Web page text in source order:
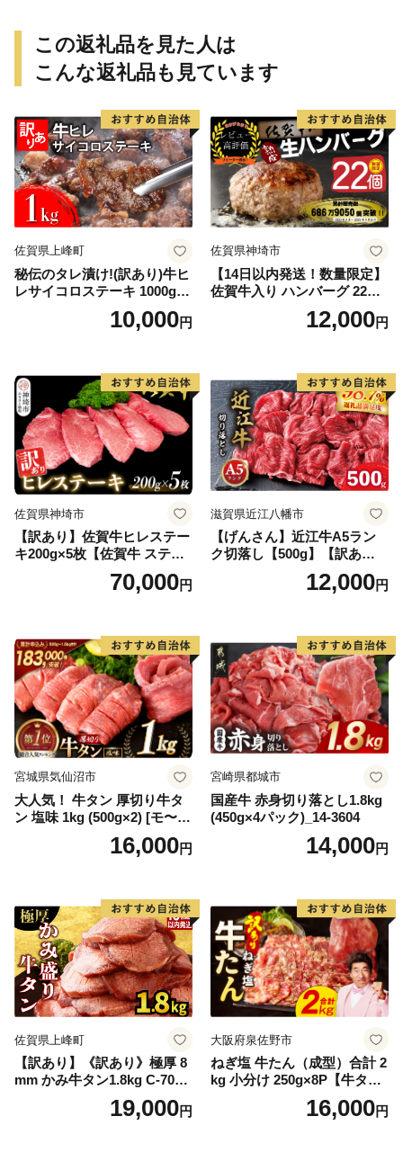
この返礼品を見た人は
こんな返礼品も見ています
佐賀県上峰町
秘伝のタレ漬け!(訳あり)牛ヒ
レサイコロステーキ 1000g
10,000円
佐賀県神埼市
【14日以内発送！数量限定】
佐賀牛入り ハンバーグ 22個
2.6kg(120g×22個)【佐賀牛
黒毛和牛 ブランド牛 九州 ハ
気】(H083106)
12,000円
佐賀県神埼市
【訳あり】佐賀牛ヒレステー
キ200g×5枚【佐賀牛 ステー
キ ブランド肉 ヒレ肉 フィレ
肉 ジューシー ヘルシー】(H0
70,000円
滋賀県近江八幡市
【げんさん】近江牛A5ラン
ク切落し【500g】【訳あり】
12,000円
宮城県気仙沼市
大人気！ 牛タン 厚切り牛タ
ン 塩味 1kg (500g×2) [モ〜ラ
ンド 宮城県 気仙沼市 205646
60] 肉 牛肉 精肉 牛たん 牛タ
厚切り タン
16,000円
宮崎県都城市
国産牛 赤身切り落とし1.8kg
(450g×4パック)_14-3604
14,000円
佐賀県上峰町
【訳あり】《訳あり》極厚 8
mm かみ牛タン1.8kg C-709-
19,000円
大阪府泉佐野市
ねぎ塩 牛たん（成型）合計 2
kg 小分け 250g×8P【牛タン
牛肉 焼肉用 薄切り 訳あり サ
16,000円